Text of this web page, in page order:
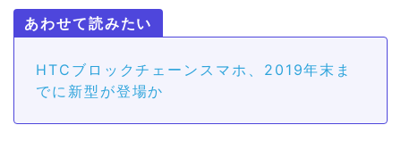
HTCブロックチェーンスマホ、2019年末ま
でに新型が登場か